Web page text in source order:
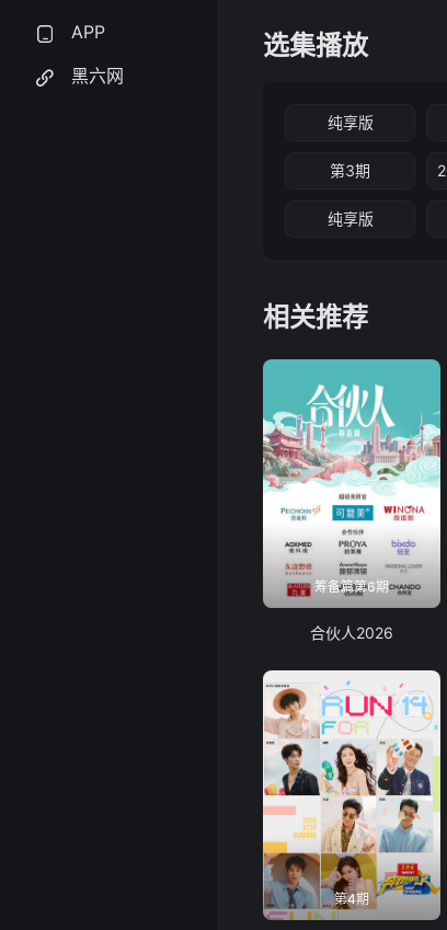
APP
黑六网
选集播放
纯享版
第3期
纯享版
相关推荐
筹备篇第6期
合伙人2026
第4期